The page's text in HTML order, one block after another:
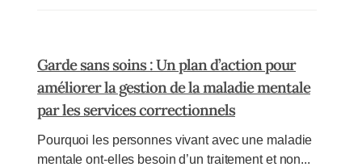
Garde sans soins : Un plan d’action pour
améliorer la gestion de la maladie mentale
par les services correctionnels
Pourquoi les personnes vivant avec une maladie
mentale ont-elles besoin d’un traitement et non...